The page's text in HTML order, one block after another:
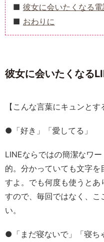
彼女に会いたくなる
おわりに
彼女に会いたくなる
【こんな言葉にキュンとす
●「好き」「愛してる」
LINEならではの簡潔なワ
的。分かっていても文字
すよ。でも何度も使うとあ
すので、毎回ではなく、こ
い。
●「まだ寝ないで」「寝ち